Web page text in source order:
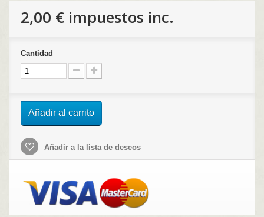
2,00 € impuestos inc.
Cantidad
Añadir al carrito
Añadir a la lista de deseos